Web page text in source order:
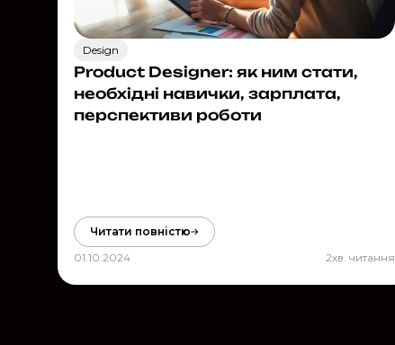
Design
Product Designer: як ним стати,
необхідні навички, зарплата,
перспективи роботи
Читати повністю
01.10.2024
2хв. читання